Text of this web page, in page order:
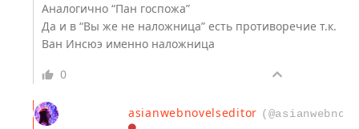
Аналогично “Пан госпожа”
Да и в “Вы же не наложница” есть противоречие т.к.
Ван Инсюэ именно наложница
0
asianwebnovelseditor